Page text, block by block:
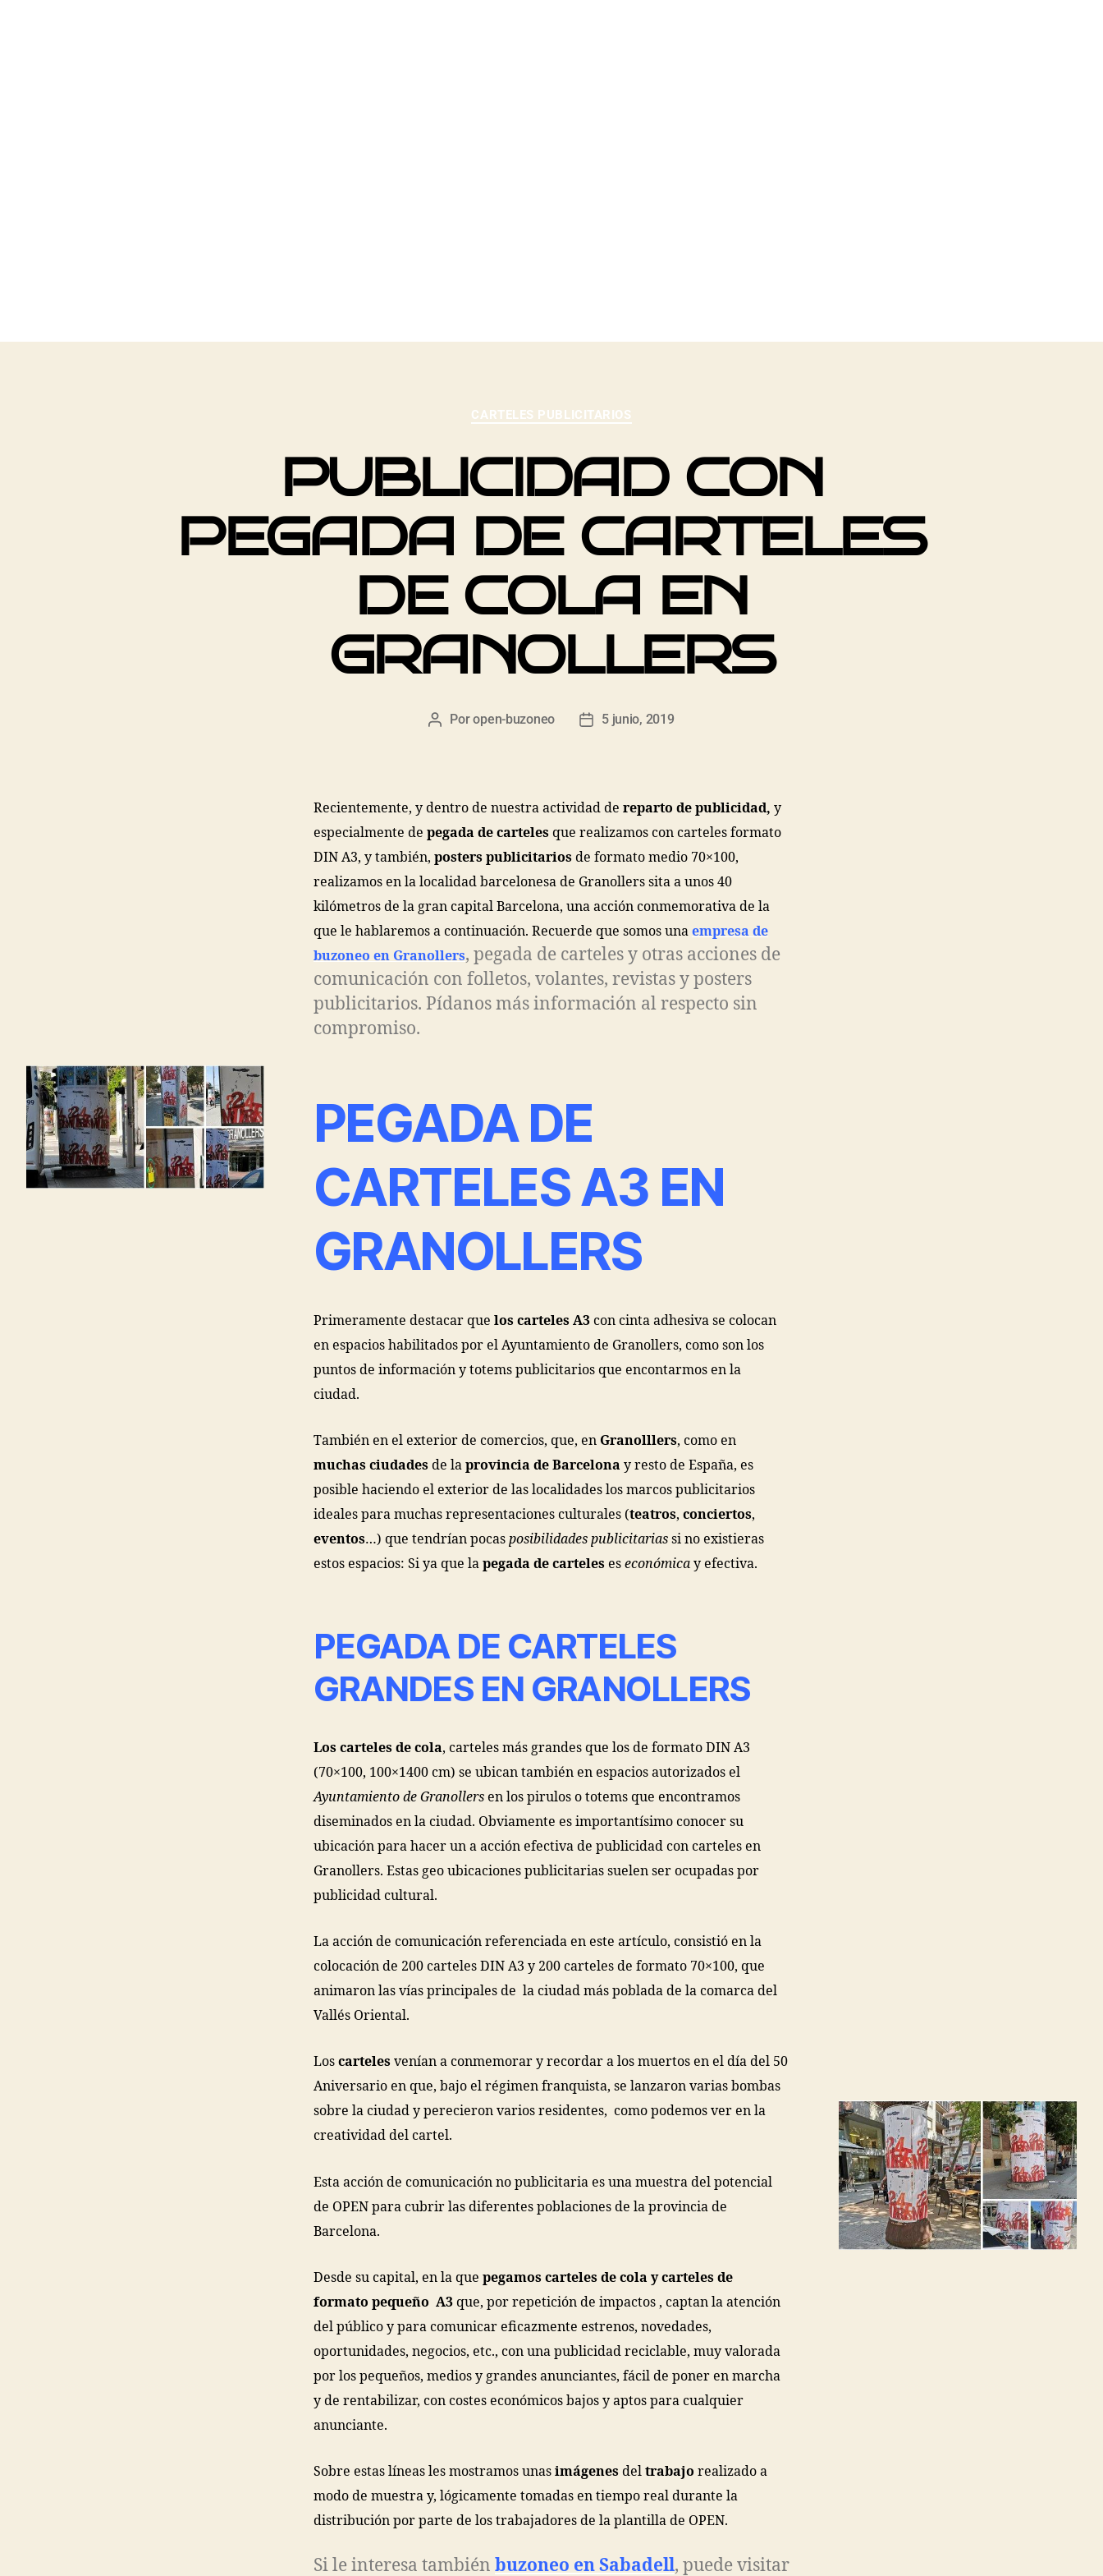
CARTELES PUBLICITARIOS
PUBLICIDAD CON
PEGADA DE CARTELES
DE COLA EN
GRANOLLERS
Poropen-buzoneo 5 junio, 2019
Recientemente, y dentro de nuestra actividad de reparto de publicidad, y
especialmente de pegada de carteles que realizamos con carteles formato
DIN A3, y también, posters publicitarios de formato medio 70×100,
realizamos en la localidad barcelonesa de Granollers sita a unos 40
kilómetros de la gran capital Barcelona, una acción conmemorativa de la
que le hablaremos a continuación. Recuerde que somos una empresa de
buzoneo en Granollers, pegada de carteles y otras acciones de
comunicación con folletos, volantes, revistas y posters
publicitarios. Pídanos más información al respecto sin
compromiso.
PEGADA DE
CARTELES A3 EN
GRANOLLERS
Primeramente destacar que los carteles A3 con cinta adhesiva se colocan
en espacios habilitados por el Ayuntamiento de Granollers, como son los
puntos de información y totems publicitarios que encontarmos en la
ciudad.
También en el exterior de comercios, que, en Granolllers, como en
muchas ciudades de la provincia de Barcelona y resto de España, es
posible haciendo el exterior de las localidades los marcos publicitarios
ideales para muchas representaciones culturales (teatros, conciertos,
eventos…) que tendrían pocas posibilidades publicitarias si no existieras
estos espacios: Si ya que la pegada de carteles es económica y efectiva.
PEGADA DE CARTELES
GRANDES EN GRANOLLERS
Los carteles de cola, carteles más grandes que los de formato DIN A3
(70×100, 100×1400 cm) se ubican también en espacios autorizados el
Ayuntamiento de Granollers en los pirulos o totems que encontramos
diseminados en la ciudad. Obviamente es importantísimo conocer su
ubicación para hacer un a acción efectiva de publicidad con carteles en
Granollers. Estas geo ubicaciones publicitarias suelen ser ocupadas por
publicidad cultural.
La acción de comunicación referenciada en este artículo, consistió en la
colocación de 200 carteles DIN A3 y 200 carteles de formato 70×100, que
animaron las vías principales de la ciudad más poblada de la comarca del
Vallés Oriental.
Los carteles venían a conmemorar y recordar a los muertos en el día del 50
Aniversario en que, bajo el régimen franquista, se lanzaron varias bombas
sobre la ciudad y perecieron varios residentes, como podemos ver en la
creatividad del cartel.
Esta acción de comunicación no publicitaria es una muestra del potencial
de OPEN para cubrir las diferentes poblaciones de la provincia de
Barcelona.
Desde su capital, en la que pegamos carteles de cola y carteles de
formato pequeño A3 que, por repetición de impactos , captan la atención
del público y para comunicar eficazmente estrenos, novedades,
oportunidades, negocios, etc., con una publicidad reciclable, muy valorada
por los pequeños, medios y grandes anunciantes, fácil de poner en marcha
y de rentabilizar, con costes económicos bajos y aptos para cualquier
anunciante.
Sobre estas líneas les mostramos unas imágenes del trabajo realizado a
modo de muestra y, lógicamente tomadas en tiempo real durante la
distribución por parte de los trabajadores de la plantilla de OPEN.
Si le interesa también buzoneo en Sabadell, puede visitar